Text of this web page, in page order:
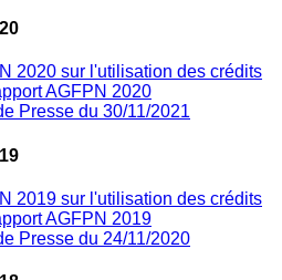
2020 sur l'utilisation des crédits
AGFPN 2020
Presse du 30/11/2021
2019 sur l'utilisation des crédits
AGFPN 2019
Presse du 24/11/2020